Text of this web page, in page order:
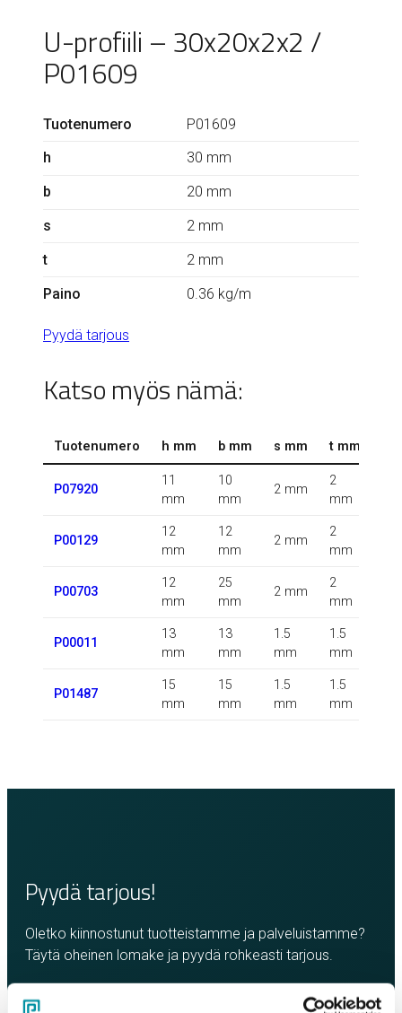
U-profiili – 30x20x2x2 /
P01609
Tuotenumero
P01609
h
30 mm
b
20 mm
s
2 mm
t
2 mm
Paino
0.36 kg/m
Pyydä tarjous
Katso myös nämä:
Tuotenumero h mm b mm s mm t mm
P07920
11
mm
10
mm
2 mm
2
mm
P00129
12
mm
12
mm
2 mm
2
mm
P00703
12
mm
25
mm
2 mm
2
mm
P00011
13
mm
13
mm
1.5
mm
1.5
mm
P01487
15
mm
15
mm
1.5
mm
1.5
mm
Pyydä tarjous!
Oletko kiinnostunut tuotteistamme ja palveluistamme?
Täytä oheinen lomake ja pyydä rohkeasti tarjous.